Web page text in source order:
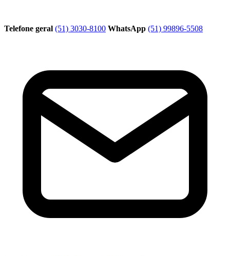
Telefone geral (51) 3030-8100 WhatsApp (51) 99896-5508